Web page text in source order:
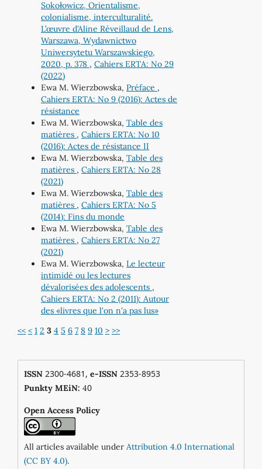
Sokołowicz, Orientalisme,
colonialisme, interculturalité.
L’œuvre d’Aline Réveillaud de Lens,
Warszawa, Wydawnictwo
Uniwersytetu Warszawskiego,
2020, p. 378 , Cahiers ERTA: No 29
(2022)
Ewa M. Wierzbowska, Préface ,
Cahiers ERTA: No 9 (2016): Actes de
résistance
Ewa M. Wierzbowska, Table des
matières , Cahiers ERTA: No 10
(2016): Actes de résistance II
Ewa M. Wierzbowska, Table des
matières , Cahiers ERTA: No 28
(2021)
Ewa M. Wierzbowska, Table des
matières , Cahiers ERTA: No 5
(2014): Fins du monde
Ewa M. Wierzbowska, Table des
matières , Cahiers ERTA: No 27
(2021)
Ewa M. Wierzbowska, Le lecteur
intimidé ou les lectures
dévalorisées des adolescents ,
Cahiers ERTA: No 2 (2011): Autour
des «livres que l'on n'a pas lus»
<< < 1 2 3 4 5 6 7 8 9 10 > >>
ISSN2300-4681, e-ISSN2353-8953
Punkty MEiN: 40
Open Access Policy
All articles available under Attribution 4.0 International
(CC BY 4.0).